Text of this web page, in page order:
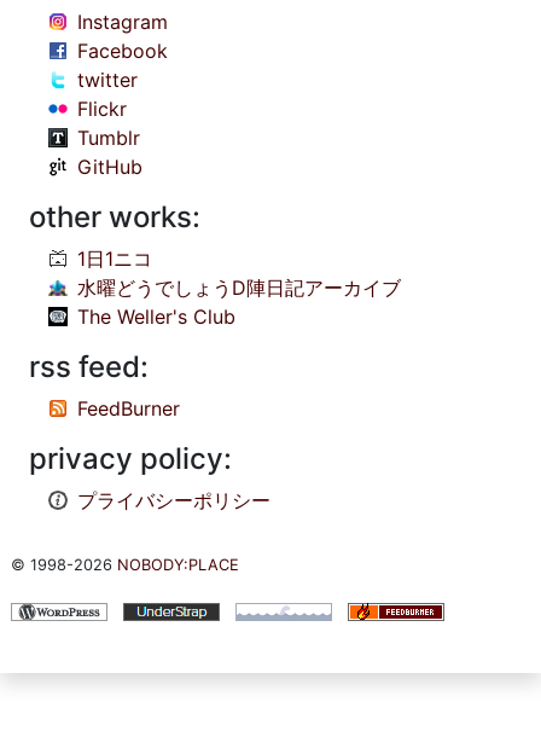
Instagram
Facebook
twitter
Flickr
Tumblr
GitHub
other works:
1日1ニコ
水曜どうでしょうD陣日記アーカイブ
The Weller's Club
rss feed:
FeedBurner
privacy policy:
プライバシーポリシー
© 1998-2026 NOBODY:PLACE